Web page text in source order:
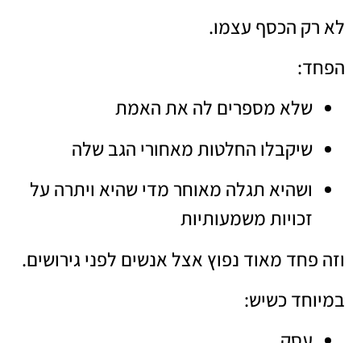
לא רק הכסף עצמו.
הפחד:
שלא מספרים לה את האמת
שיקבלו החלטות מאחורי הגב שלה
ושהיא תגלה מאוחר מדי שהיא ויתרה על
זכויות משמעותיות
וזה פחד מאוד נפוץ אצל אנשים לפני גירושים.
במיוחד כשיש: